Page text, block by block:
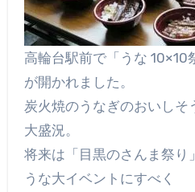
高輪台駅前で「うな 10×10
が開かれました。
炭火焼のうなぎのおいしそ
大盛況。
将来は「目黒のさんま祭り
うな大イベントにすべく